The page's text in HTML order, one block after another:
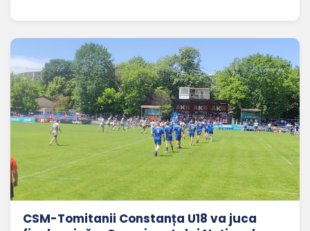
CSM-Tomitanii Constanța U18 va juca